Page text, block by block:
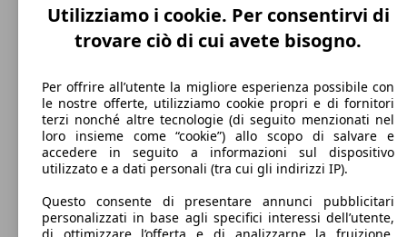
217 km/h
Velocità massima
Diesel
Carburante
Utilizziamo i cookie. Per consentirvi di
trovare ciò di cui avete bisogno.
Per offrire all’utente la migliore esperienza possibile con
le nostre offerte, utilizziamo cookie propri e di fornitori
terzi nonché altre tecnologie (di seguito menzionati nel
loro insieme come “cookie”) allo scopo di salvare e
accedere in seguito a informazioni sul dispositivo
utilizzato e a dati personali (tra cui gli indirizzi IP).
Questo consente di presentare annunci pubblicitari
personalizzati in base agli specifici interessi dell’utente,